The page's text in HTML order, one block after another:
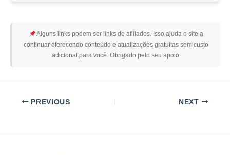
Alguns links podem ser links de afiliados. Isso ajuda o site a
continuar oferecendo conteúdo e atualizações gratuitas sem custo
adicional para você. Obrigado pelo seu apoio.
PREVIOUS NEXT